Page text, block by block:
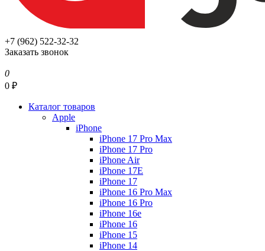
+7 (962) 522-32-32
Заказать звонок
0
0 ₽
Каталог товаров
Apple
iPhone
iPhone 17 Pro Max
iPhone 17 Pro
iPhone Air
iPhone 17E
iPhone 17
iPhone 16 Pro Max
iPhone 16 Pro
iPhone 16e
iPhone 16
iPhone 15
iPhone 14